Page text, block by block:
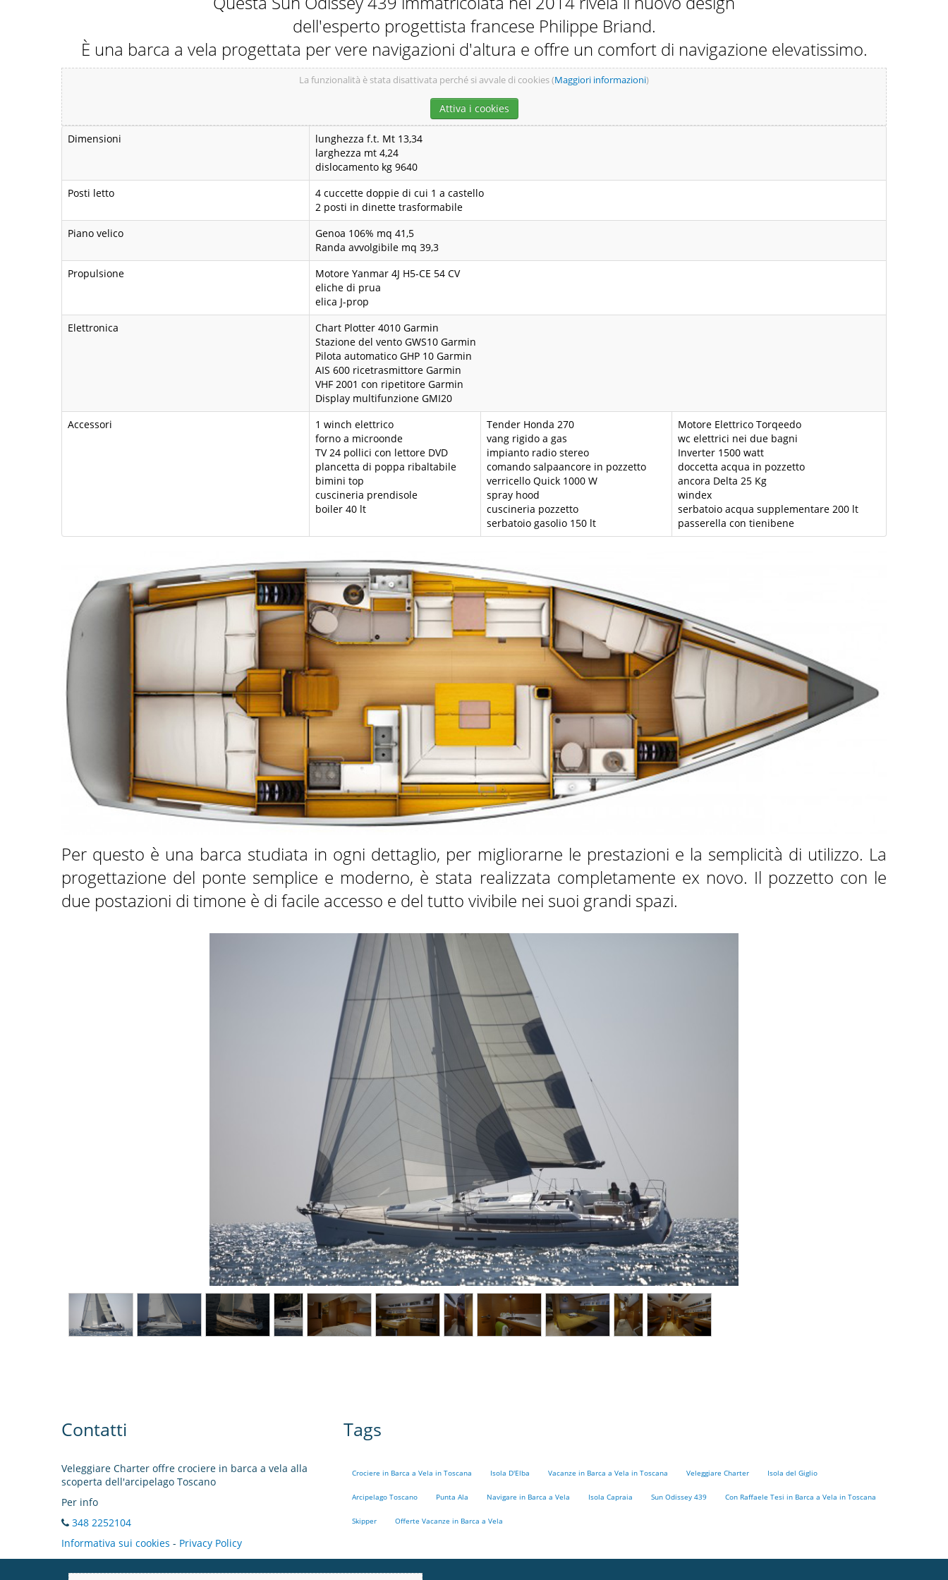
dell'esperto progettista francese Philippe Briand.
È una barca a vela progettata per vere navigazioni d'altura e offre un comfort di navigazione elevatissimo.
La funzionalità è stata disattivata perché si avvale di cookies (Maggiori informazioni)
Attiva i cookies
Dimensioni
lunghezza f.t. Mt 13,34
larghezza mt 4,24
dislocamento kg 9640
Posti letto
4 cuccette doppie di cui 1 a castello
2 posti in dinette trasformabile
Piano velico
Genoa 106% mq 41,5
Randa avvolgibile mq 39,3
Propulsione
Motore Yanmar 4J H5-CE 54 CV
eliche di prua
elica J-prop
Elettronica
Chart Plotter 4010 Garmin
Stazione del vento GWS10 Garmin
Pilota automatico GHP 10 Garmin
AIS 600 ricetrasmittore Garmin
VHF 2001 con ripetitore Garmin
Display multifunzione GMI20
Accessori
1 winch elettrico
forno a microonde
TV 24 pollici con lettore DVD
plancetta di poppa ribaltabile
bimini top
cuscineria prendisole
boiler 40 lt
Tender Honda 270
vang rigido a gas
impianto radio stereo
comando salpaancore in pozzetto
verricello Quick 1000 W
spray hood
cuscineria pozzetto
serbatoio gasolio 150 lt
Motore Elettrico Torqeedo
wc elettrici nei due bagni
Inverter 1500 watt
doccetta acqua in pozzetto
ancora Delta 25 Kg
windex
serbatoio acqua supplementare 200 lt
passerella con tienibene
Per questo è una barca studiata in ogni dettaglio, per migliorarne le prestazioni e la semplicità di utilizzo. La
progettazione del ponte semplice e moderno, è stata realizzata completamente ex novo. Il pozzetto con le
due postazioni di timone è di facile accesso e del tutto vivibile nei suoi grandi spazi.
Contatti
Veleggiare Charter offre crociere in barca a vela alla
scoperta dell'arcipelago Toscano
Per info
348 2252104
Informativa sui cookies - Privacy Policy
Tags
Crociere in Barca a Vela in Toscana Isola D'Elba Vacanze in Barca a Vela in Toscana Veleggiare Charter Isola del Giglio
Arcipelago Toscano Punta Ala Navigare in Barca a Vela Isola Capraia Sun Odissey 439 Con Raffaele Tesi in Barca a Vela in Toscana
Skipper Offerte Vacanze in Barca a Vela